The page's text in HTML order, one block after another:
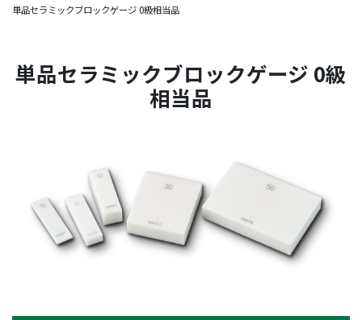
単品セラミックブロックゲージ 0級相当品
単品セラミックブロックゲージ 0級
相当品